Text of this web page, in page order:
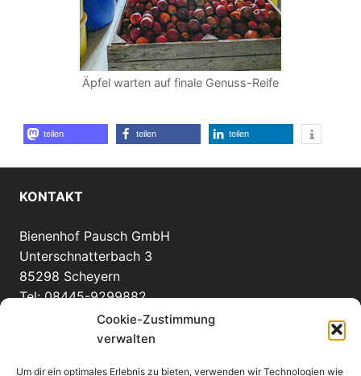
Cookie-Zustimmung
verwalten
Um dir ein optimales Erlebnis zu bieten, verwenden wir Technologien wie
Äpfel warten auf finale Genuss-Reife
teilen teilen teilen
KONTAKT
Bienenhof Pausch GmbH
Unterschnatterbach 3
85298 Scheyern
Tel: 08445-9299882
info(at)bienenhof-pausch.de